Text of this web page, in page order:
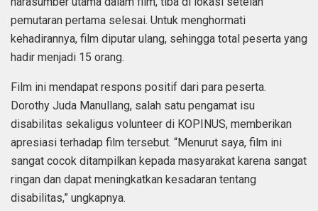
pemutaran pertama selesai. Untuk menghormati
kehadirannya, film diputar ulang, sehingga total peserta yang
hadir menjadi 15 orang.
Film ini mendapat respons positif dari para peserta.
Dorothy Juda Manullang, salah satu pengamat isu
disabilitas sekaligus volunteer di KOPINUS, memberikan
apresiasi terhadap film tersebut. “Menurut saya, film ini
sangat cocok ditampilkan kepada masyarakat karena sangat
ringan dan dapat meningkatkan kesadaran tentang
disabilitas,” ungkapnya.